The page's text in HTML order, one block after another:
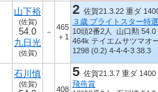
山下裕
(佐賀)
54.0
九日光
(佐賀)
－
465
＋1
2 佐賀21.3.22 重ダ
３歳 ブライトスター特選
10頭2番2人 山口勲 54.0
464k テイエムサツマオ
1298 (0.2) 4-4-4-3 38.3
石川慎
(佐賀)
408
5 佐賀21.3.7 重ダ 1400
飛燕賞